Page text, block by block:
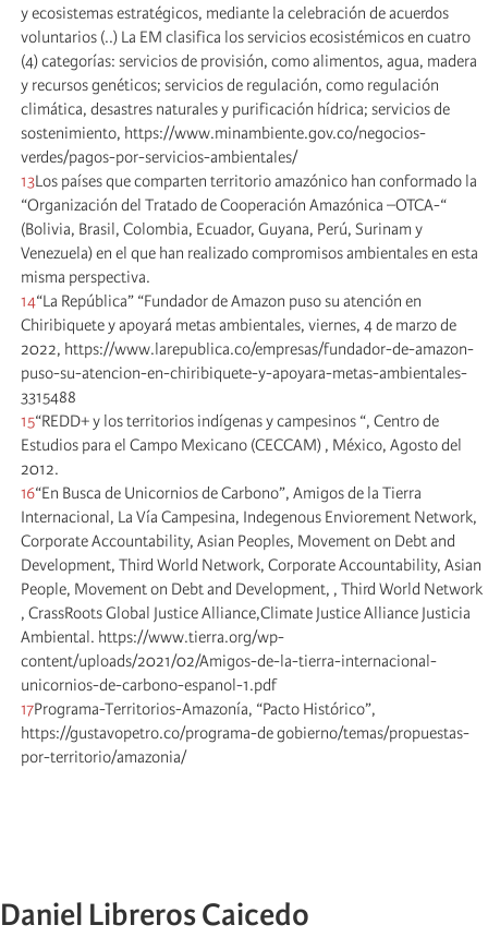
y ecosistemas estratégicos, mediante la celebración de acuerdos
voluntarios (..) La EM clasifica los servicios ecosistémicos en cuatro
(4) categorías: servicios de provisión, como alimentos, agua, madera
y recursos genéticos; servicios de regulación, como regulación
climática, desastres naturales y purificación hídrica; servicios de
sostenimiento, https://www.minambiente.gov.co/negocios-
verdes/pagos-por-servicios-ambientales/
13Los países que comparten territorio amazónico han conformado la
“Organización del Tratado de Cooperación Amazónica –OTCA-“
(Bolivia, Brasil, Colombia, Ecuador, Guyana, Perú, Surinam y
Venezuela) en el que han realizado compromisos ambientales en esta
misma perspectiva.
14“La República” “Fundador de Amazon puso su atención en
Chiribiquete y apoyará metas ambientales, viernes, 4 de marzo de
2022, https://www.larepublica.co/empresas/fundador-de-amazon-
puso-su-atencion-en-chiribiquete-y-apoyara-metas-ambientales-
3315488
15“REDD+ y los territorios indígenas y campesinos “, Centro de
Estudios para el Campo Mexicano (CECCAM) , México, Agosto del
2012.
16“En Busca de Unicornios de Carbono”, Amigos de la Tierra
Internacional, La Vía Campesina, Indegenous Enviorement Network,
Corporate Accountability, Asian Peoples, Movement on Debt and
Development, Third World Network, Corporate Accountability, Asian
People, Movement on Debt and Development, , Third World Network
, CrassRoots Global Justice Alliance,Climate Justice Alliance Justicia
Ambiental. https://www.tierra.org/wp-
content/uploads/2021/02/Amigos-de-la-tierra-internacional-
unicornios-de-carbono-espanol-1.pdf
17Programa-Territorios-Amazonía, “Pacto Histórico”,
https://gustavopetro.co/programa-de gobierno/temas/propuestas-
por-territorio/amazonia/
Daniel Libreros Caicedo